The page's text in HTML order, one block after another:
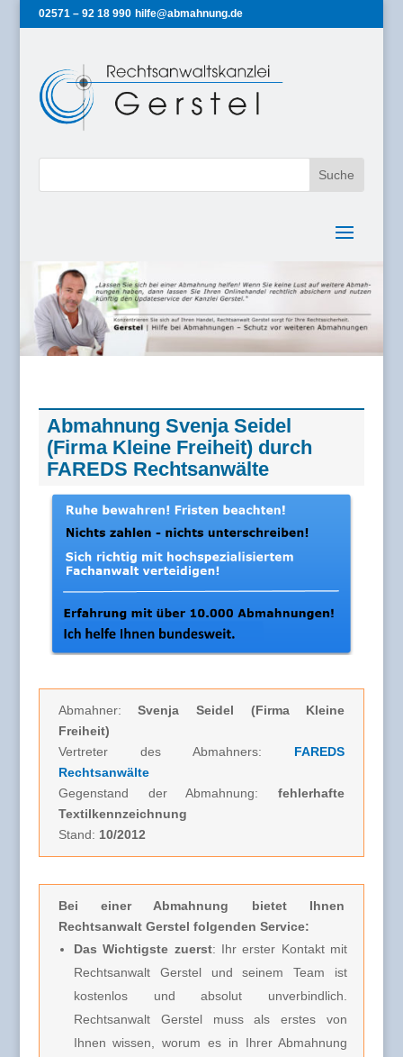
02571 – 92 18 990 hilfe@abmahnung.de
Abmahnung Svenja Seidel
(Firma Kleine Freiheit) durch
FAREDS Rechtsanwälte
Abmahner:Svenja Seidel (Firma Kleine
Freiheit)
Vertreter des Abmahners: FAREDS
Rechtsanwälte
Gegenstand der Abmahnung:fehlerhafte
Textilkennzeichnung
Stand: 10/2012
Bei einer Abmahnung bietet Ihnen
Rechtsanwalt Gerstel folgenden Service:
Das Wichtigste zuerst: Ihr erster Kontakt mit
Rechtsanwalt Gerstel und seinem Team ist
kostenlos und absolut unverbindlich.
Rechtsanwalt Gerstel mussals erstes von
Ihnen wissen, worum es in Ihrer Abmahnung